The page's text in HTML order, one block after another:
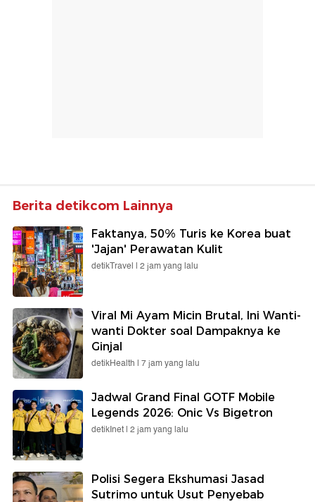
Berita detikcom Lainnya
Faktanya, 50% Turis ke Korea buat
'Jajan' Perawatan Kulit
detikTravel | 2 jam yang lalu
Viral Mi Ayam Micin Brutal, Ini Wanti-
wanti Dokter soal Dampaknya ke
Ginjal
detikHealth | 7 jam yang lalu
Jadwal Grand Final GOTF Mobile
Legends 2026: Onic Vs Bigetron
detikInet | 2 jam yang lalu
Polisi Segera Ekshumasi Jasad
Sutrimo untuk Usut Penyebab